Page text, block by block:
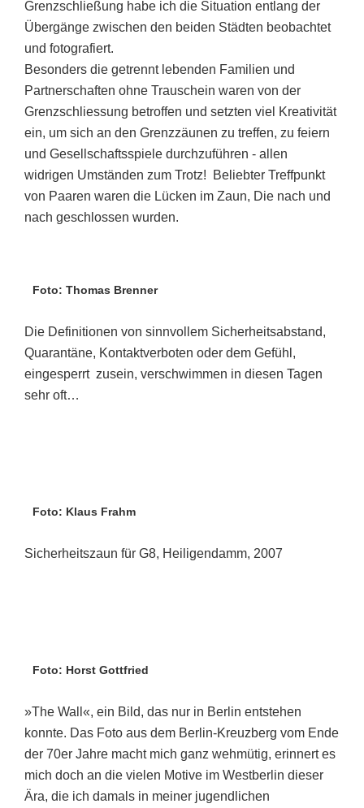
Grenzschließung habe ich die Situation entlang der
Übergänge zwischen den beiden Städten beobachtet
und fotografiert.
Besonders die getrennt lebenden Familien und
Partnerschaften ohne Trauschein waren von der
Grenzschliessung betroffen und setzten viel Kreativität
ein, um sich an den Grenzzäunen zu treffen, zu feiern
und Gesellschaftsspiele durchzuführen - allen
widrigen Umständen zum Trotz! Beliebter Treffpunkt
von Paaren waren die Lücken im Zaun, Die nach und
nach geschlossen wurden.
Foto: Thomas Brenner
Die Definitionen von sinnvollem Sicherheitsabstand,
Quarantäne, Kontaktverboten oder dem Gefühl,
eingesperrt zusein, verschwimmen in diesen Tagen
sehr oft…
Foto: Klaus Frahm
Sicherheitszaun für G8, Heiligendamm, 2007
Foto: Horst Gottfried
»The Wall«, ein Bild, das nur in Berlin entstehen
konnte. Das Foto aus dem Berlin-Kreuzberg vom Ende
der 70er Jahre macht mich ganz wehmütig, erinnert es
mich doch an die vielen Motive im Westberlin dieser
Ära, die ich damals in meiner jugendlichen